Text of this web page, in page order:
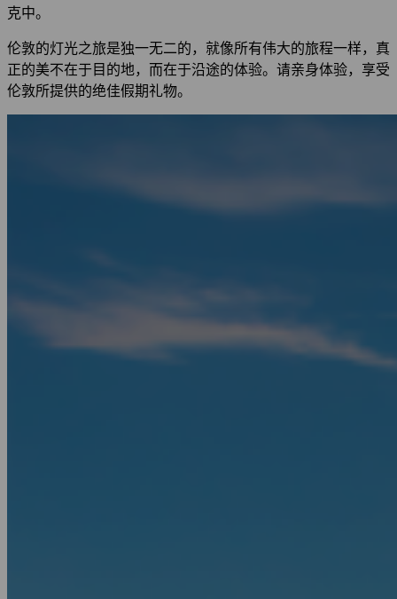
克中。
伦敦的灯光之旅是独一无二的，就像所有伟大的旅程一样，真
正的美不在于目的地，而在于沿途的体验。请亲身体验，享受
伦敦所提供的绝佳假期礼物。